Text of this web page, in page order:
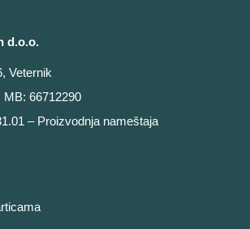
d.o.o.
Veternik
MB: 66712290
– Proizvodnja nameštaja